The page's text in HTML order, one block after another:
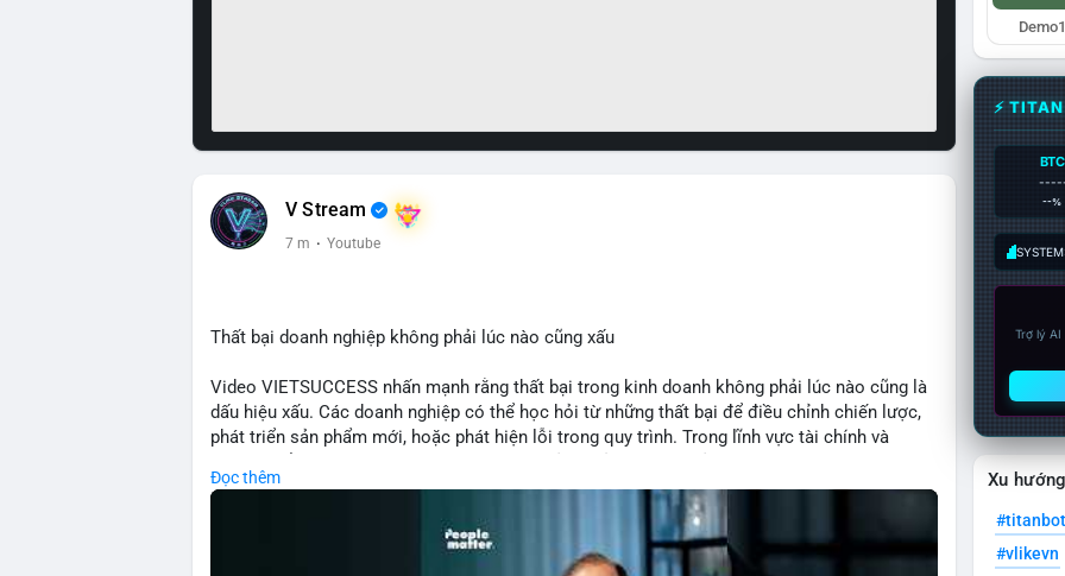
V Stream
7 m · Youtube
Thất bại doanh nghiệp không phải lúc nào cũng xấu
Video VIETSUCCESS nhấn mạnh rằng thất bại trong kinh doanh không phải lúc nào cũng là
dấu hiệu xấu. Các doanh nghiệp có thể học hỏi từ những thất bại để điều chỉnh chiến lược,
phát triển sản phẩm mới, hoặc phát hiện lỗi trong quy trình. Trong lĩnh vực tài chính và
này đặc biệt quan trọng khi áp dụng vào các mô hình kinh doanh mới hoặc đầu tư vào dự án
Đọc thêm
⚡
BTC
--%
Trợ lý
Xu
#titanbot
#vlikevn